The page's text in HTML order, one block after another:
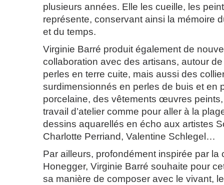
plusieurs années. Elle les cueille, les
représente, conservant ainsi la mémoire
et du temps.
Virginie Barré produit également de
collaboration avec des artisans, autour
perles en terre cuite, mais aussi des
surdimensionnés en perles de buis et en
porcelaine, des vêtements œuvres
travail d’atelier comme pour aller à la
dessins aquarellés en écho aux artistes
Charlotte Perriand, Valentine Schlegel…
Par ailleurs, profondément inspirée par la
Honegger, Virginie Barré souhaite pour
sa manière de composer avec le vivant,